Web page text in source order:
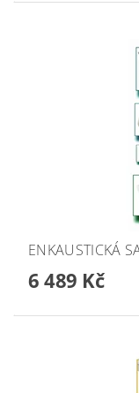
ENKAUSTICKÁ
6 489 Kč